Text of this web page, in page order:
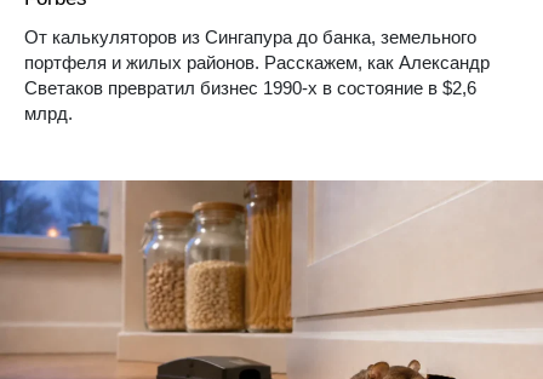
От калькуляторов из Сингапура до банка, земельного
портфеля и жилых районов. Расскажем, как Александр
Светаков превратил бизнес 1990-х в состояние в $2,6
млрд.